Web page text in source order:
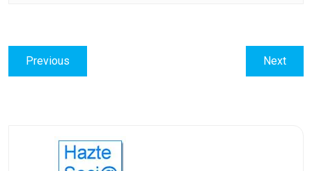
Navegación
de
Previous
post:
NextNext
post: